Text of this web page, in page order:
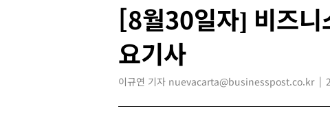
[8월30일자] 비즈니
요기사
이규연 기자 nuevacarta@businesspost.co.kr